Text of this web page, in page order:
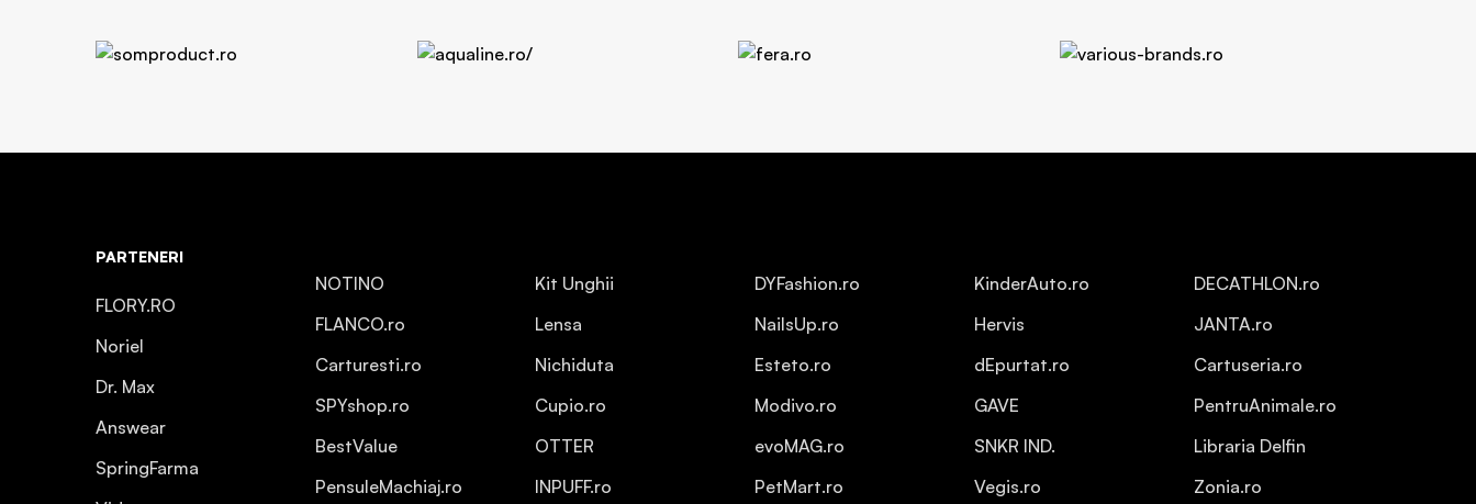
PARTENERI
FLORY.RO
Noriel
Dr. Max
Answear
SpringFarma
NOTINO
FLANCO.ro
Carturesti.ro
SPYshop.ro
BestValue
PensuleMachiaj.ro
Kit Unghii
Lensa
Nichiduta
Cupio.ro
OTTER
INPUFF.ro
DYFashion.ro
NailsUp.ro
Esteto.ro
Modivo.ro
evoMAG.ro
PetMart.ro
KinderAuto.ro
Hervis
dEpurtat.ro
GAVE
SNKR IND.
Vegis.ro
DECATHLON.ro
JANTA.ro
Cartuseria.ro
PentruAnimale.ro
Libraria Delfin
Zonia.ro